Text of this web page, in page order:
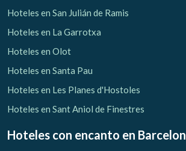
Hoteles en San Julián de Ramis
Hoteles en La Garrotxa
Hoteles en Olot
Hoteles en Santa Pau
Hoteles en Les Planes d'Hostoles
Hoteles en Sant Aniol de Finestres
Hoteles con encanto en